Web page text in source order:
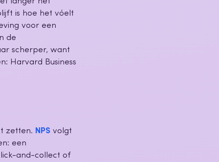
is hoe het vóelt
voor een
de
scherper, want
Harvard Business
zetten. NPS volgt
een
and-collect of